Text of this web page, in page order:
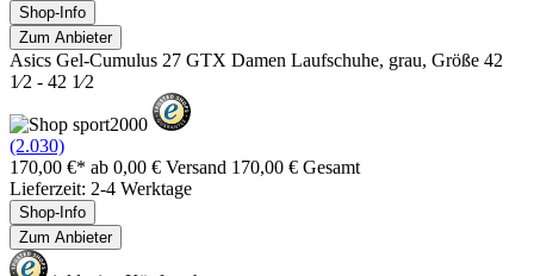
Shop-Info
Zum Anbieter
Asics Gel-Cumulus 27 GTX Damen Laufschuhe, grau, Größe 42
1⁄2 - 42 1⁄2
(2.030)
170,00 €* ab 0,00 € Versand 170,00 € Gesamt
Lieferzeit: 2-4 Werktage
Shop-Info
Zum Anbieter